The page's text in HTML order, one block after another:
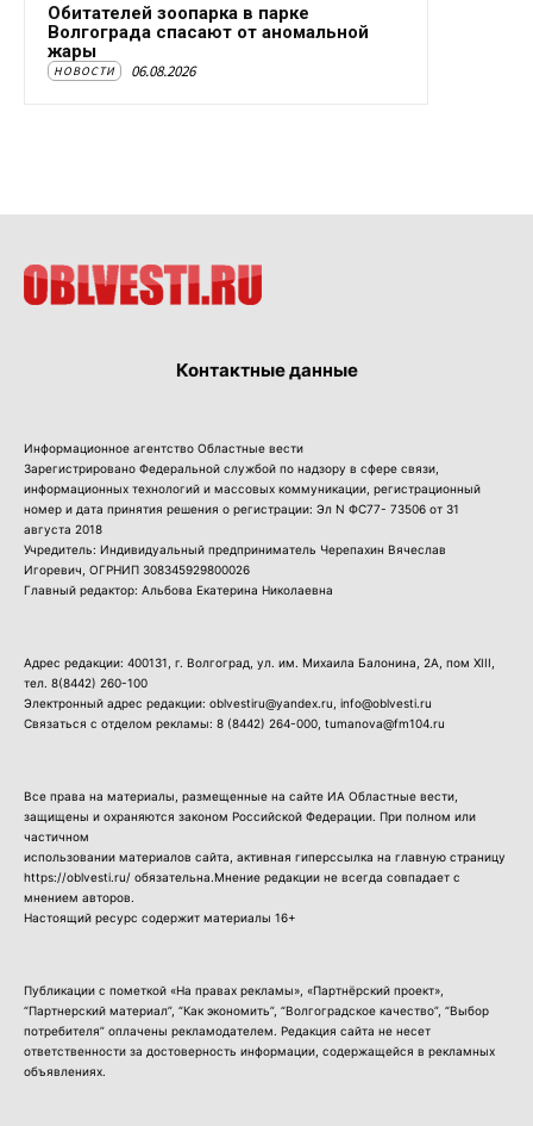
Обитателей зоопарка в парке
Волгограда спасают от аномальной
жары
НОВОСТИ 06.08.2026
Контактные данные
Информационное агентство Областные вести
Зарегистрировано Федеральной службой по надзору в сфере связи,
информационных технологий и массовых коммуникации, регистрационный
номер и дата принятия решения о регистрации: Эл N ФС77- 73506 от 31
августа 2018
Учредитель: Индивидуальный предприниматель Черепахин Вячеслав
Игоревич, ОГРНИП 308345929800026
Главный редактор: Альбова Екатерина Николаевна
Адрес редакции: 400131, г. Волгоград, ул. им. Михаила Балонина, 2А, пом XIII,
тел. 8(8442) 260-100
Электронный адрес редакции: oblvestiru@yandex.ru, info@oblvesti.ru
Связаться с отделом рекламы: 8 (8442) 264-000 , tumanova@fm104.ru
Все права на материалы, размещенные на сайте ИА Областные вести,
защищены и охраняются законом Российской Федерации. При полном или
частичном
использовании материалов сайта, активная гиперссылка на главную страницу
https://oblvesti.ru/ обязательна.Мнение редакции не всегда совпадает с
мнением авторов.
Настоящий ресурс содержит материалы 16+
Публикации с пометкой «На правах рекламы», «Партнёрский проект»,
“Партнерский материал”, “Как экономить”, “Волгоградское качество”, “Выбор
потребителя” оплачены рекламодателем. Редакция сайта не несет
ответственности за достоверность информации, содержащейся в рекламных
объявлениях.